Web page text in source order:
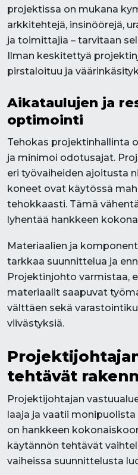
projektissa on mukana
arkkitehtejä, insinöörejä,
ja toimittajia – tarvitaan
Ilman keskitettyä
pirstaloituu ja
Aikataulujen ja
optimointi
Tehokas projektinhallinta
ja minimoi odotusajat.
eri työvaiheiden ajoitusta
koneet ovat käytössä
tehokkaasti. Tämä
lyhentää hankkeen
Materiaalien ja
tarkkaa suunnittelua ja
Projektinjohto varmistaa,
materiaalit saapuvat
välttäen sekä
viivästyksiä.
tehtävät
Projektijohtajan
laaja ja vaatii
on hankkeen
käytännön tehtävät
vaiheissa suunnittelusta